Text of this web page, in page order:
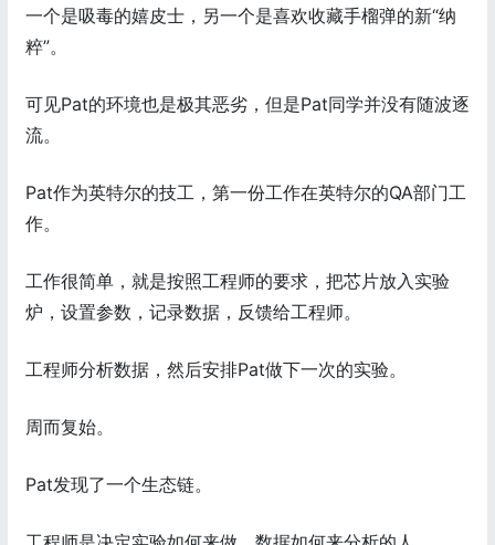
一个是吸毒的嬉皮士，另一个是喜欢收藏手榴弹的新“纳
粹”。
可见Pat的环境也是极其恶劣，但是Pat同学并没有随波逐
流。
Pat作为英特尔的技工，第一份工作在英特尔的QA部门工
作。
工作很简单，就是按照工程师的要求，把芯片放入实验
炉，设置参数，记录数据，反馈给工程师。
工程师分析数据，然后安排Pat做下一次的实验。
周而复始。
Pat发现了一个生态链。